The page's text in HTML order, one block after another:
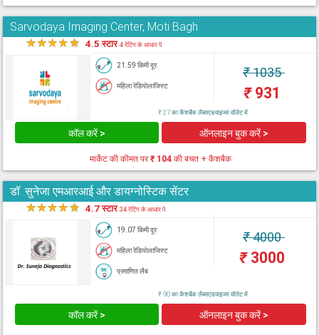
Sarvodaya Imaging Center, Moti Bagh
★★★★★ 4.5 स्टार4 रेटिंग के आधार पे
21.59 किमी दूर
महिला रेडियोलाजिस्ट
₹1035
₹931
₹ 27 का कैशबैक लैब्सएडवाइजर वॉलेट में
कॉल करें > ऑनलाइन बुक करें >
मार्केट की कीमत पर₹ 104की बचत + कैशबैक
डॉ. सुनेजा एमआरआई और डायग्नोस्टिक सेंटर
★★★★★ 4.7 स्टार34 रेटिंग के आधार पे
19.07 किमी दूर
महिला रेडियोलाजिस्ट
प्रमाणित लैब
₹4000
₹3000
₹ 90 का कैशबैक लैब्सएडवाइजर वॉलेट में
कॉल करें > ऑनलाइन बुक करें >